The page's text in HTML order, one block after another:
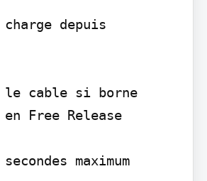
charge depuis
le cable si borne
Free Release
Attendre 3 secondes maximum